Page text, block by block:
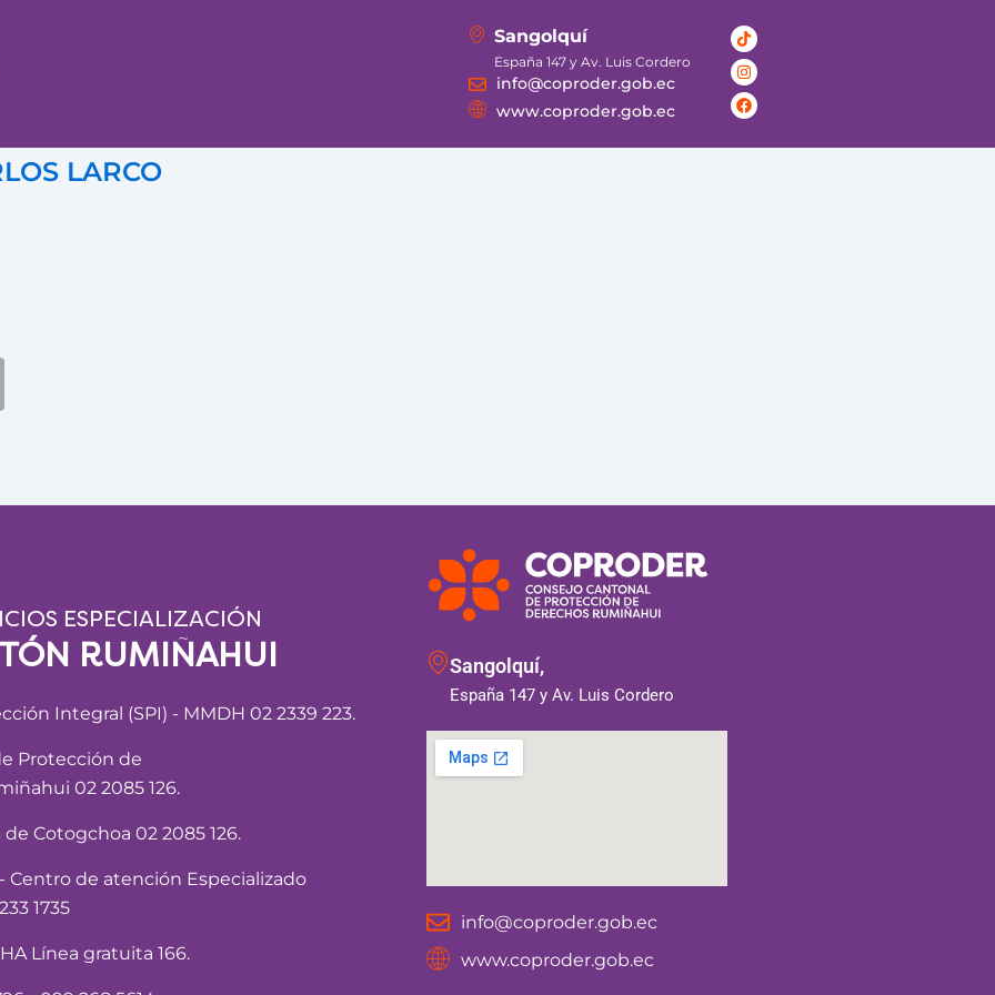
Sangolquí
España 147 y Av. Luis Cordero
info@coproder.gob.ec
www.coproder.gob.ec
Tiktok
Instagram
Facebook
LARCO
ESPECIALIZACIÓN
RUMIÑAHUI
Integral (SPI) - MMDH 02 2339 223.
Protección de
02 2085 126.
Cotogchoa 02 2085 126.
Centro de atención Especializado
1735
Línea gratuita 166.
Sangolquí,
España 147 y Av. Luis Cordero
info@coproder.gob.ec
www.coproder.gob.ec